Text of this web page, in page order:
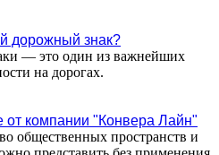
дорожный знак?
— это один из важнейших
на дорогах.
от компании "Конвера Лайн"
общественных пространств и